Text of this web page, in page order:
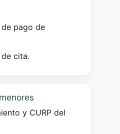
pago de
cita.
y CURP del